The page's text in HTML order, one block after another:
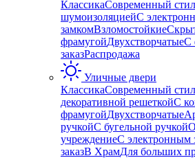
КлассикаСовременный
шумоизоляциейС
замкомВзломостойкие
фрамугойДвухстворчатыеС
заказРаспродажа
Уличные двери
КлассикаСовременный
декоративной решеткойС
фрамугойДвухстворчатые
ручкойС бугельной ручкой
учреждениеС электронным
заказВ ХрамДля больших